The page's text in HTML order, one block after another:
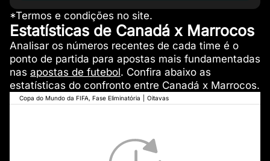
*Termos e condições no site.
Estatísticas de Canadá x Marrocos
Analisar os números recentes de cada time é o
ponto de partida para apostas mais fundamentadas
nas apostas de futebol. Confira abaixo as
estatísticas do confronto entre Canadá x Marrocos.
Copa do Mundo da FIFA, Fase Eliminatória Oitavas